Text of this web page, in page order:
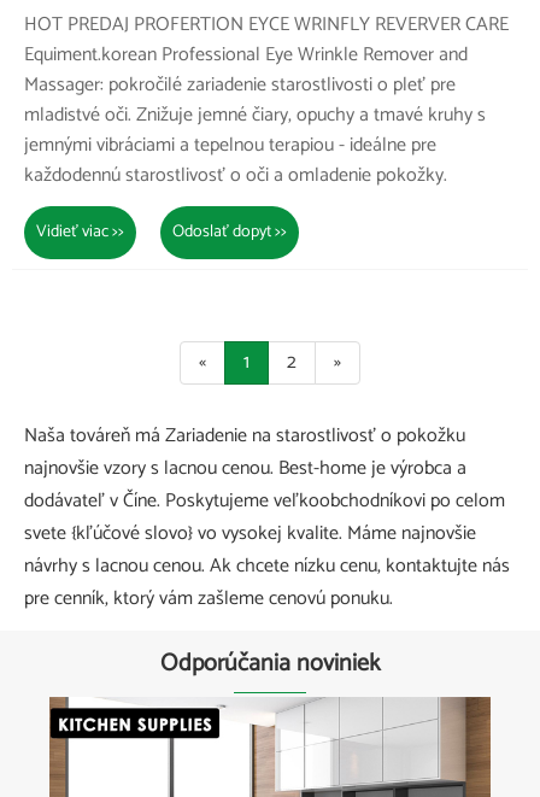
HOT PREDAJ PROFERTION EYCE WRINFLY REVERVER CARE
Equiment.korean Professional Eye Wrinkle Remover and
Massager: pokročilé zariadenie starostlivosti o pleť pre
mladistvé oči. Znižuje jemné čiary, opuchy a tmavé kruhy s
jemnými vibráciami a tepelnou terapiou - ideálne pre
každodennú starostlivosť o oči a omladenie pokožky.
Vidieť viac >> Odoslať dopyt >>
« 1 2 »
Naša továreň má Zariadenie na starostlivosť o pokožku
najnovšie vzory s lacnou cenou. Best-home je výrobca a
dodávateľ v Číne. Poskytujeme veľkoobchodníkovi po celom
svete {kľúčové slovo} vo vysokej kvalite. Máme najnovšie
návrhy s lacnou cenou. Ak chcete nízku cenu, kontaktujte nás
pre cenník, ktorý vám zašleme cenovú ponuku.
Odporúčania noviniek